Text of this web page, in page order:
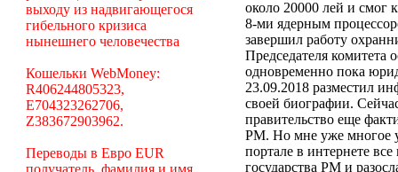
выходу из надвигающегося
гибельного кризиса
нынешнего человечества
Кошельки WebMoney:
R406244805323,
E704323262706,
Z383672903962.
Переводы в Евро EUR
получатель, фамилия и имя
около 20000 лей и смог
8-ми ядерным
завершил работу
Председателя комитета
одновременно пока
23.09.2018 разместил
своей биографии.
правительство еще
РМ. Но мне уже многое
портале в интернете
государства РМ и